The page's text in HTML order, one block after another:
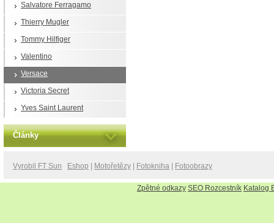
Salvatore Ferragamo
Thierry Mugler
Tommy Hilfiger
Valentino
Versace
Victoria Secret
Yves Saint Laurent
Články
Vyrobil FT Sun Eshop Motořetězy Fotokniha Fotoobrazy
Zpětné odkazy SEO Rozcestník Katalog